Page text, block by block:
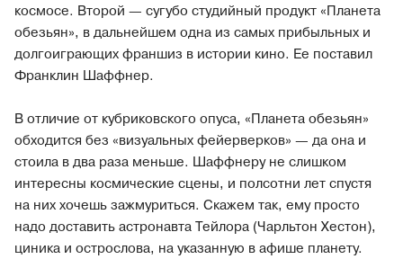
космосе. Второй — сугубо студийный продукт «Планета
обезьян», в дальнейшем одна из самых прибыльных и
долгоиграющих франшиз в истории кино. Ее поставил
Франклин Шаффнер.
В отличие от кубриковского опуса, «Планета обезьян»
обходится без «визуальных фейерверков» — да она и
стоила в два раза меньше. Шаффнеру не слишком
интересны космические сцены, и полсотни лет спустя
на них хочешь зажмуриться. Скажем так, ему просто
надо доставить астронавта Тейлора (Чарльтон Хестон),
циника и острослова, на указанную в афише планету.